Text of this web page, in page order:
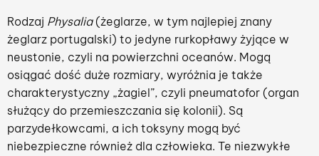
Rodzaj Physalia(żeglarze, w tym najlepiej znany
żeglarz portugalski) to jedyne rurkopławy żyjące w
neustonie, czyli na powierzchni oceanów. Mogą
osiągać dość duże rozmiary, wyróżnia je także
charakterystyczny „żagiel”, czyli pneumatofor (organ
służący do przemieszczania się kolonii). Są
parzydełkowcami, a ich toksyny mogą być
niebezpieczne również dla człowieka. Te niezwykłe